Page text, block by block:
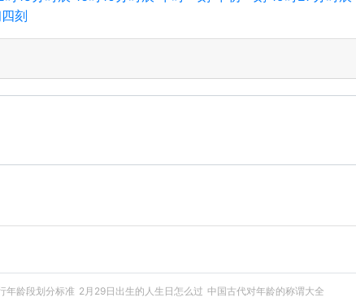
刻
年龄段划分标准 2月29日出生的人生日怎么过 中国古代对年龄的称谓大全